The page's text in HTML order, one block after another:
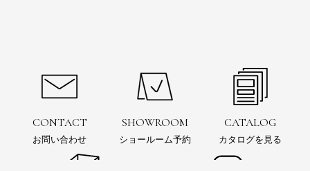
CONTACT
お問い合わせ
SHOWROOM
ショールーム予約
CATALOG
カタログを見る
お問い合わせ 電子カタログ